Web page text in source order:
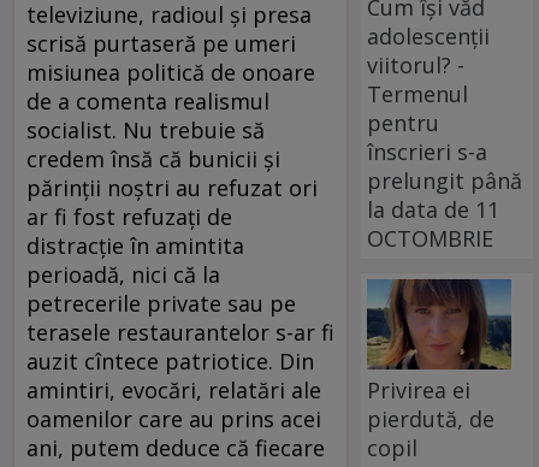
televiziune, radioul şi presa
scrisă purtaseră pe umeri
misiunea politică de onoare
de a comenta realismul
socialist. Nu trebuie să
credem însă că bunicii şi
părinţii noştri au refuzat ori
ar fi fost refuzaţi de
distracţie în amintita
perioadă, nici că la
petrecerile private sau pe
terasele restaurantelor s-ar fi
auzit cîntece patriotice. Din
amintiri, evocări, relatări ale
oamenilor care au prins acei
ani, putem deduce că fiecare
Cum își văd
adolescenții
viitorul? -
Termenul
pentru
înscrieri s-a
prelungit până
la data de 11
OCTOMBRIE
Privirea ei
pierdută, de
copil